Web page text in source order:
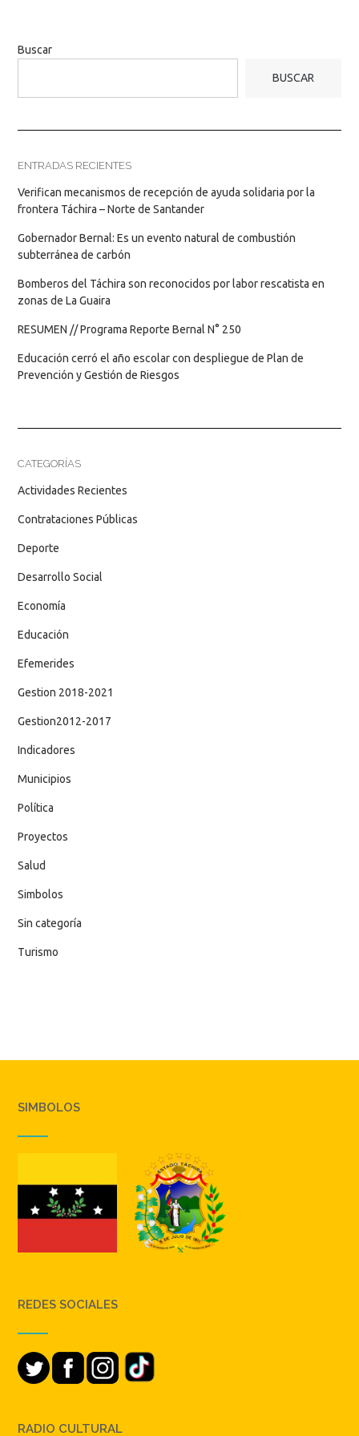
Buscar
BUSCAR
ENTRADAS RECIENTES
Verifican mecanismos de recepción de ayuda solidaria por la
frontera Táchira – Norte de Santander
Gobernador Bernal: Es un evento natural de combustión
subterránea de carbón
Bomberos del Táchira son reconocidos por labor rescatista en
zonas de La Guaira
RESUMEN // Programa Reporte Bernal N° 250
Educación cerró el año escolar con despliegue de Plan de
Prevención y Gestión de Riesgos
CATEGORÍAS
Actividades Recientes
Contrataciones Públicas
Deporte
Desarrollo Social
Economía
Educación
Efemerides
Gestion 2018-2021
Gestion2012-2017
Indicadores
Municipios
Política
Proyectos
Salud
Simbolos
Sin categoría
Turismo
SIMBOLOS
REDES SOCIALES
RADIO CULTURAL